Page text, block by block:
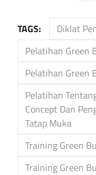
TAGS:
Diklat
Pelatihan Green
Pelatihan Green
Pelatihan
Concept Dan
Tatap Muka
Training Green
Training Green